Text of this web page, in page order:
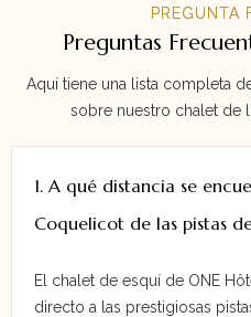
PREGUNTA
Preguntas
Aquí tiene una lista completa
sobre nuestro chalet de
1. A qué distancia se
Coquelicot de las pistas
El chalet de esquí de ONE
directo a las prestigiosas